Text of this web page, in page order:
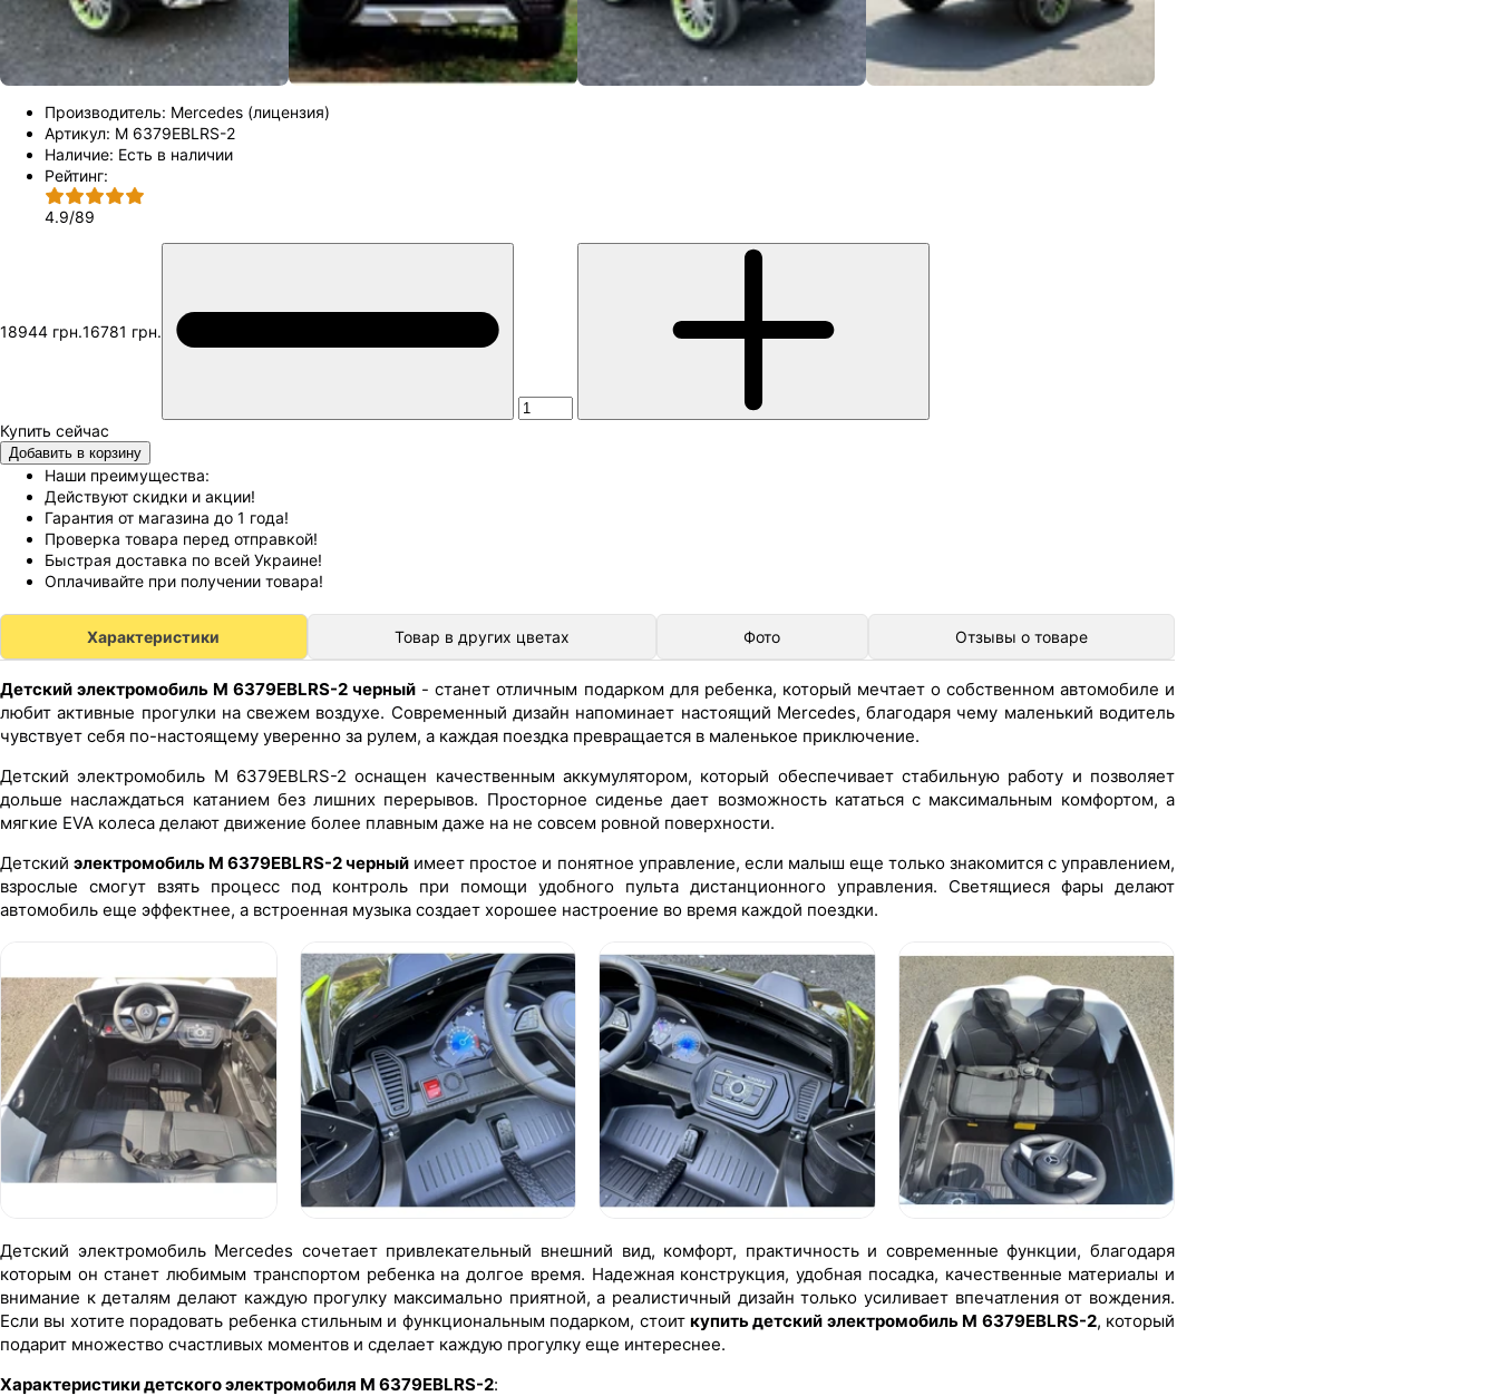
Производитель: Mercedes (лицензия)
Артикул: M 6379EBLRS-2
Наличие: Есть в наличии
Рейтинг:
4.9/89
18944 грн.16781 грн.
Добавить в корзину
Наши преимущества:
Действуют скидки и акции!
Гарантия от магазина до 1 года!
Проверка товара перед отправкой!
Быстрая доставка по всей Украине!
Оплачивайте при получении товара!
Характеристики Товар в других цветах Фото Отзывы о товаре
Детский электромобиль M 6379EBLRS-2 черный - станет отличным подарком для ребенка, который мечтает о собственном автомобиле и
любит активные прогулки на свежем воздухе. Современный дизайн напоминает настоящий Mercedes, благодаря чему маленький водитель
чувствует себя по-настоящему уверенно за рулем, а каждая поездка превращается в маленькое приключение.
Детский электромобиль M 6379EBLRS-2 оснащен качественным аккумулятором, который обеспечивает стабильную работу и позволяет
дольше наслаждаться катанием без лишних перерывов. Просторное сиденье дает возможность кататься с максимальным комфортом, а
мягкие EVA колеса делают движение более плавным даже на не совсем ровной поверхности.
Детскийэлектромобиль M 6379EBLRS-2 черный имеет простое и понятное управление, если малыш еще только знакомится с управлением,
взрослые смогут взять процесс под контроль при помощи удобного пульта дистанционного управления. Светящиеся фары делают
автомобиль еще эффектнее, а встроенная музыка создает хорошее настроение во время каждой поездки.
Детский электромобиль Mercedes сочетает привлекательный внешний вид, комфорт, практичность и современные функции, благодаря
которым он станет любимым транспортом ребенка на долгое время. Надежная конструкция, удобная посадка, качественные материалы и
внимание к деталям делают каждую прогулку максимально приятной, а реалистичный дизайн только усиливает впечатления от вождения.
Если вы хотите порадовать ребенка стильным и функциональным подарком, стоит купить детский электромобиль M 6379EBLRS-2, который
подарит множество счастливых моментов и сделает каждую прогулку еще интереснее.
Характеристики детского электромобиля M 6379EBLRS-2: